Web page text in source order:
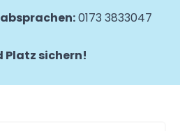
0173 3833047
Platz sichern!